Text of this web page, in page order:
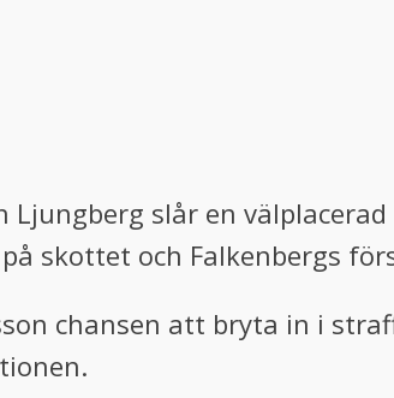
slår en
skottet och Falkenbergs
chansen att bryta in i